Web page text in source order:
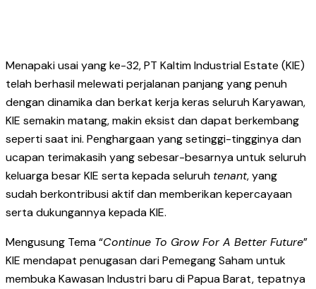
Menapaki usai yang ke-32, PT Kaltim Industrial Estate (KIE)
telah berhasil melewati perjalanan panjang yang penuh
dengan dinamika dan berkat kerja keras seluruh Karyawan,
KIE semakin matang, makin eksist dan dapat berkembang
seperti saat ini. Penghargaan yang setinggi-tingginya dan
ucapan terimakasih yang sebesar-besarnya untuk seluruh
keluarga besar KIE serta kepada seluruh tenant, yang
sudah berkontribusi aktif dan memberikan kepercayaan
serta dukungannya kepada KIE.
Mengusung Tema “Continue To Grow For A Better Future”
KIE mendapat penugasan dari Pemegang Saham untuk
membuka Kawasan Industri baru di Papua Barat, tepatnya